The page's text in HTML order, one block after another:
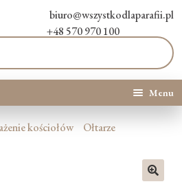
biuro@wszystkodlaparafii.pl
+48 570 970 100
Menu
kościołów Ołtarze